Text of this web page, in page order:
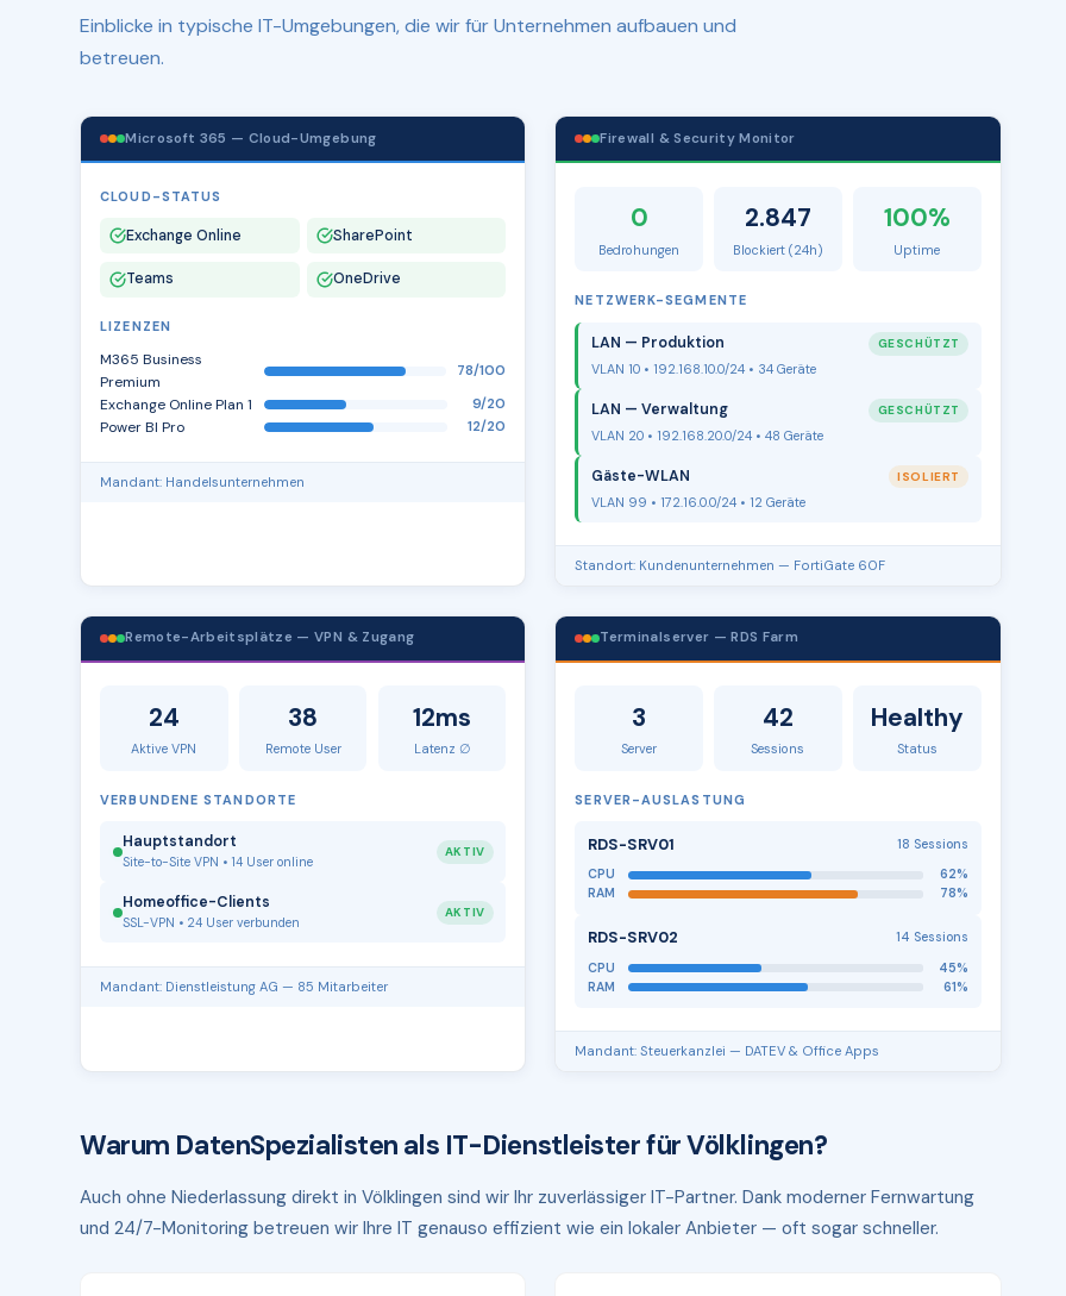
Einblicke in typische IT-Umgebungen, die wir für Unternehmen aufbauen und
betreuen.
Microsoft 365 — Cloud-Umgebung
CLOUD-STATUS
Exchange Online SharePoint
Teams OneDrive
LIZENZEN
M365 Business
Premium
78/100
Exchange Online Plan 1 9/20
Power BI Pro 12/20
Mandant: Handelsunternehmen
Firewall & Security Monitor
0
Bedrohungen
2.847
Blockiert (24h)
100%
Uptime
NETZWERK-SEGMENTE
LAN — Produktion GESCHÜTZT
VLAN 10 • 192.168.10.0/24 • 34 Geräte
LAN — Verwaltung GESCHÜTZT
VLAN 20 • 192.168.20.0/24 • 48 Geräte
Gäste-WLAN ISOLIERT
VLAN 99 • 172.16.0.0/24 • 12 Geräte
Standort: Kundenunternehmen — FortiGate 60F
Remote-Arbeitsplätze — VPN & Zugang
24
Aktive VPN
38
Remote User
12ms
Latenz ∅
VERBUNDENE STANDORTE
Hauptstandort
Site-to-Site VPN • 14 User online
AKTIV
Homeoffice-Clients
SSL-VPN • 24 User verbunden
AKTIV
Mandant: Dienstleistung AG — 85 Mitarbeiter
Terminalserver — RDS Farm
3
Server
42
Sessions
Healthy
Status
SERVER-AUSLASTUNG
RDS-SRV01
18 Sessions
CPU
62%
RAM
78%
RDS-SRV02
14 Sessions
CPU
45%
RAM
61%
Mandant: Steuerkanzlei — DATEV & Office Apps
Warum DatenSpezialisten als IT-Dienstleister für Völklingen?
Auch ohne Niederlassung direkt in Völklingen sind wir Ihr zuverlässiger IT-Partner. Dank moderner Fernwartung
und 24/7-Monitoring betreuen wir Ihre IT genauso effizient wie ein lokaler Anbieter — oft sogar schneller.